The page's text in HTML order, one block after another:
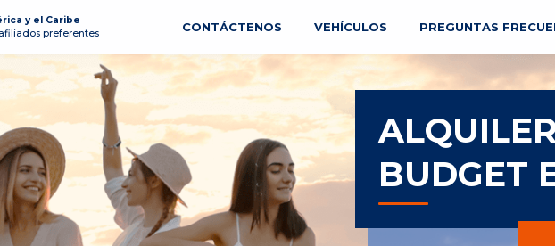
y el Caribe
preferentes
CONTÁCTENOS VEHÍCULOS PREGUNTAS
BUDGET